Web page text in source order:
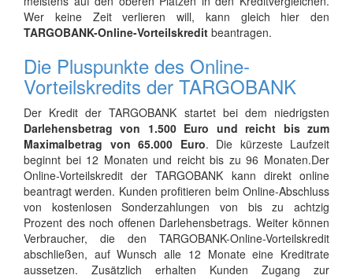
Wer keine Zeit verlieren will, kann gleich hier den
TARGOBANK-Online-Vorteilskredit beantragen.
Die Pluspunkte des Online-
Vorteilskredits der TARGOBANK
Der Kredit der TARGOBANK startet bei dem niedrigsten
Darlehensbetrag von 1.500 Euro und reicht bis zum
Maximalbetrag von 65.000 Euro. Die kürzeste Laufzeit
beginnt bei 12 Monaten und reicht bis zu 96 Monaten.Der
Online-Vorteilskredit der TARGOBANK kann direkt online
beantragt werden. Kunden profitieren beim Online-Abschluss
von kostenlosen Sonderzahlungen von bis zu achtzig
Prozent des noch offenen Darlehensbetrags. Weiter können
Verbraucher, die den TARGOBANK-Online-Vorteilskredit
abschließen, auf Wunsch alle 12 Monate eine Kreditrate
aussetzen. Zusätzlich erhalten Kunden Zugang zur